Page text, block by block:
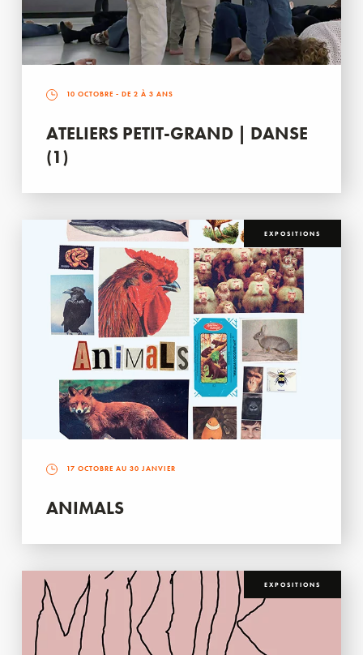
10 OCTOBRE - DE 2 À 3 ANS
ATELIERS PETIT-GRAND | DANSE
(1)
EXPOSITIONS
17 OCTOBRE AU 30 JANVIER
ANIMALS
EXPOSITIONS